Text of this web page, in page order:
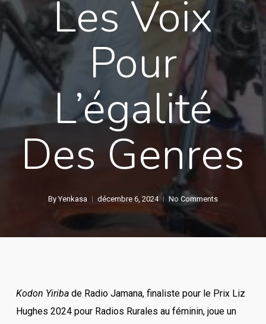
Les Voix
Pour
L’égalité
Des Genres
By Yenkasa décembre 6, 2024 No Comments
Kodon Yiribade Radio Jamana, finaliste pour le Prix Liz
Hughes 2024 pour Radios Rurales au féminin, joue un